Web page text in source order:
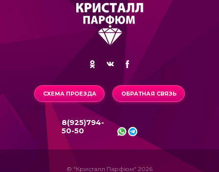
СХЕМА ПРОЕЗДА ОБРАТНАЯ СВЯЗЬ
8(925)794-
50-50
© "Кристалл Парфюм" 2026